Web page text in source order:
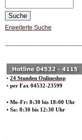
Erweiterte Suche
• 24 Stunden Onlineshop
• per Fax 04532-23599
• Mo-Fr: 8:30 bis 18:00 Uhr
• Sa: 8:30 bis 12:30 Uhr